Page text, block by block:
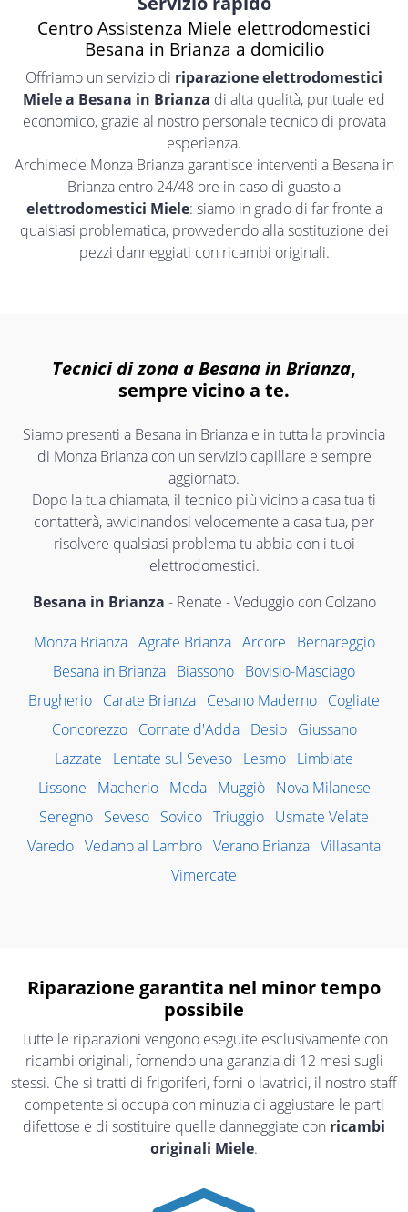
Centro Assistenza Miele elettrodomestici
Besana in Brianza a domicilio
Offriamo un servizio di riparazione elettrodomestici
Miele a Besana in Brianza di alta qualità, puntuale ed
economico, grazie al nostro personale tecnico di provata
esperienza.
Archimede Monza Brianza garantisce interventi a Besana in
Brianza entro 24/48 ore in caso di guasto a
elettrodomestici Miele: siamo in grado di far fronte a
qualsiasi problematica, provvedendo alla sostituzione dei
pezzi danneggiati con ricambi originali.
Tecnici di zona a Besana in Brianza,
sempre vicino a te.
Siamo presenti a Besana in Brianza e in tutta la provincia
di Monza Brianza con un servizio capillare e sempre
aggiornato.
Dopo la tua chiamata, il tecnico più vicino a casa tua ti
contatterà, avvicinandosi velocemente a casa tua, per
risolvere qualsiasi problema tu abbia con i tuoi
elettrodomestici.
Besana in Brianza - Renate - Veduggio con Colzano
Monza Brianza Agrate Brianza Arcore
Bernareggio
Besana in Brianza Biassono Bovisio-Masciago
Brugherio Carate Brianza Cesano Maderno Cogliate
Concorezzo
Cornate d'Adda Desio
Giussano
Lazzate
Lentate sul Seveso Lesmo Limbiate
Lissone
Macherio Meda Muggiò
Nova Milanese
Seregno Seveso Sovico Triuggio Usmate Velate
Varedo Vedano al Lambro Verano Brianza Villasanta
Vimercate
Riparazione garantita nel minor tempo
possibile
Tutte le riparazioni vengono eseguite esclusivamente con
ricambi originali, fornendo una garanzia di 12 mesi sugli
stessi. Che si tratti di frigoriferi, forni o lavatrici, il nostro staff
competente si occupa con minuzia di aggiustare le parti
difettose e di sostituire quelle danneggiate con ricambi
originali Miele.